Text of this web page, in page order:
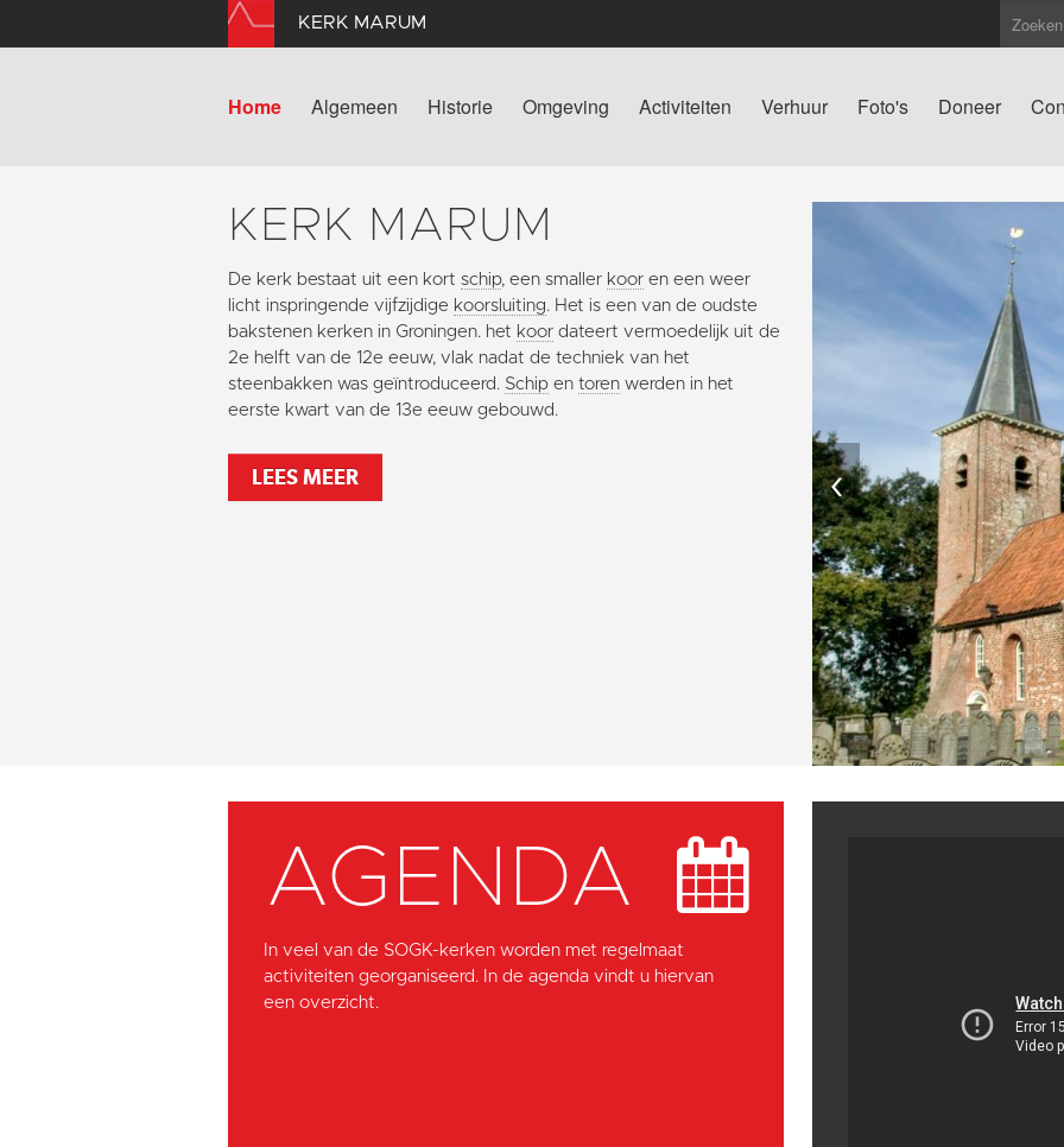
KERK MARUM
Home Algemeen Historie Omgeving Activiteiten Verhuur Foto's Doneer
KERK MARUM
De kerk bestaat uit een kort schip, een smaller koor en een weer
licht inspringende vijfzijdige koorsluiting. Het is een van de oudste
bakstenen kerken in Groningen. het koor dateert vermoedelijk uit de
2e helft van de 12e eeuw, vlak nadat de techniek van het
steenbakken was geïntroduceerd. Schip en toren werden in het
eerste kwart van de 13e eeuw gebouwd.
LEES MEER ‹
AGENDA
In veel van de SOGK-kerken worden met regelmaat
activiteiten georganiseerd. In de agenda vindt u hiervan
een overzicht.